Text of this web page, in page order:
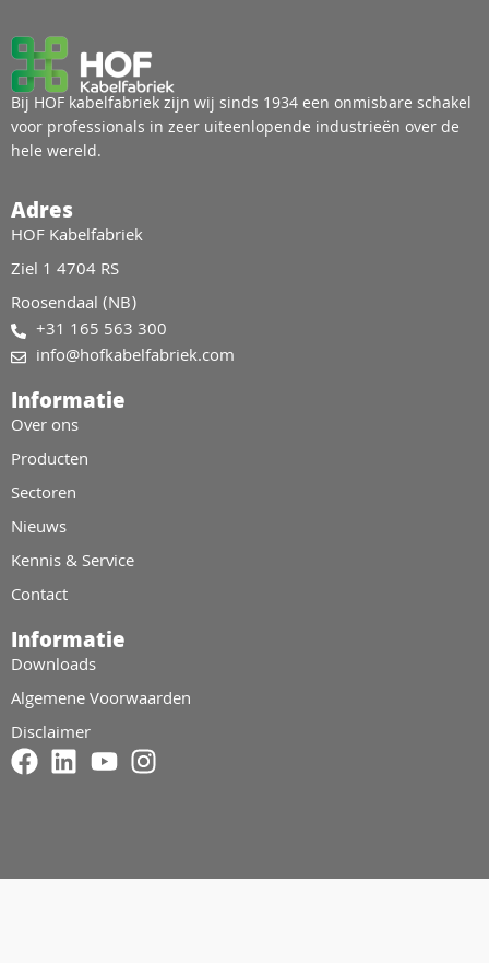
Bij HOF kabelfabriek zijn wij sinds 1934 een onmisbare schakel
voor professionals in zeer uiteenlopende industrieën over de
hele wereld.
Informatie
Downloads
Algemene Voorwaarden
Disclaimer
Adres
HOF Kabelfabriek
Ziel 1 4704 RS
Roosendaal (NB)
+31 165 563 300
info@hofkabelfabriek.com
Informatie
Over ons
Producten
Sectoren
Nieuws
Kennis & Service
Contact